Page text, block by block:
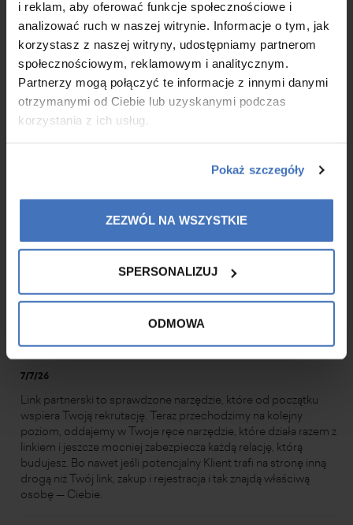
i reklam, aby oferować funkcje społecznościowe i
analizować ruch w naszej witrynie. Informacje o tym, jak
korzystasz z naszej witryny, udostępniamy partnerom
społecznościowym, reklamowym i analitycznym.
Partnerzy mogą połączyć te informacje z innymi danymi
otrzymanymi od Ciebie lub uzyskanymi podczas
korzystania z ich usług.
Pokaż szczegóły
ZEZWÓL NA WSZYSTKIE
SPERSONALIZUJ
ODMOWA
MORE
Masz link partnerski - Teraz masz też coś
więcej.
7/7/26
Link partnerski to sprawdzone narzędzie, które od początku
wspiera Twoją rekrutację. Teraz przechodzimy na kolejny
poziom, oddajemy w Twoje ręce narzędzie, które działa razem z
linkiem i jeszcze mocniej zabezpiecza każdą relację, którą
budujesz. Bo nawet jeśli potencjalny Klient trafi na stronę inną
drogą niż Twój link, zakup i rejestracja i tak znajdą właściwą
osobę — Ciebie.